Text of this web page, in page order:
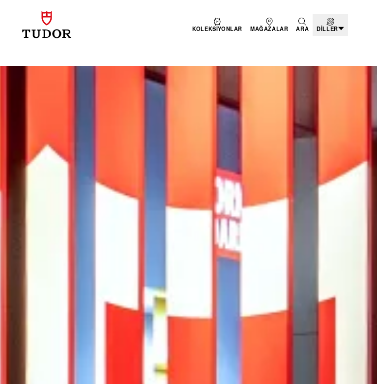
KOLEKSIYONLAR MAĞAZALAR ARA DILLER